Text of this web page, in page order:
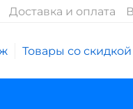
Доставка и оплата
Товары со скидкой